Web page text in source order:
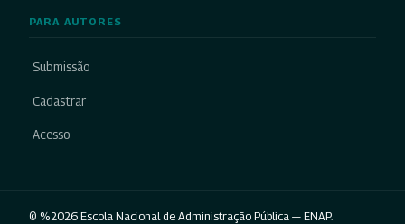
PARA AUTORES
Submissão
Cadastrar
Acesso
© %2026 Escola Nacional de Administração Pública — ENAP.